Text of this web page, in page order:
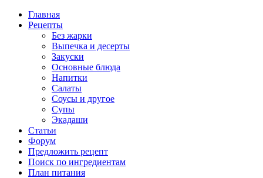
Главная
Рецепты
Без жарки
Выпечка и десерты
Закуски
Основные блюда
Напитки
Салаты
Соусы и другое
Супы
Экадаши
Статьи
Форум
Предложить рецепт
Поиск по ингредиентам
План питания